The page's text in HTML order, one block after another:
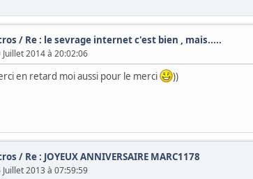
/ Re : le sevrage internet c'est bien , mais.....
Juillet 2014 à 20:02:06
en retard moi aussi pour le merci ))
/ Re : JOYEUX ANNIVERSAIRE MARC1178
Juillet 2013 à 07:59:59